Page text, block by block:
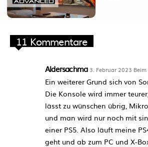
11 Kommentare
Aldersachma 3. Februar 2023 Beim
Ein weiterer Grund sich von
Die Konsole wird immer
lässt zu wünschen übrig,
und man wird nur noch mit
einer PS5. Also läuft meine
geht und ab zum PC und X-